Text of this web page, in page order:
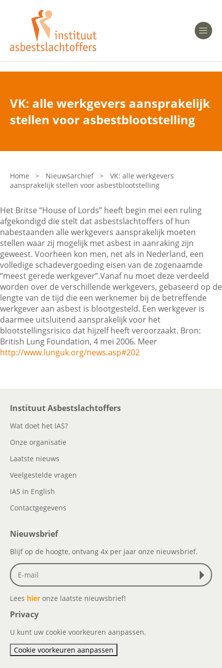
Heeft u Mesothelioom?
Heeft u Asbestose?
Bent u arts?
Asbest en Gezondheid
Laatste nieuws
Onze organisatie
Veelgestelde vragen
Contactgegevens
Zoeken
VK: alle werkgevers aansprakelijk
stellen voor asbestblootstelling
Home > Nieuwsarchief >
VK: alle werkgevers
aansprakelijk stellen voor asbestblootstelling
Het Britse “House of Lords” heeft begin mei een ruling
afgekondigd die stelt dat asbestslachtoffers of hun
nabestaanden alle werkgevers aansprakelijk moeten
stellen waar zij mogelijk met asbest in aanraking zijn
geweest. Voorheen kon men, net als in Nederland, een
volledige schadevergoeding eisen van de zogenaamde
“meest gerede werkgever”.Vanaf nu moet deze verdeeld
worden over de verschillende werkgevers, gebaseerd op de
lengte van de tijd die een werknemer bij de betreffende
werkgever aan asbest is blootgesteld. Een werkgever is
daarmee uitsluitend aansprakelijk voor het
blootstellingsrisico dat hijzelf heeft veroorzaakt. Bron:
British Lung Foundation, 4 mei 2006. Meer
http://www.lunguk.org/news.asp#202
Instituut Asbestslachtoffers
Wat doet het IAS?
Onze organisatie
Laatste nieuws
Veelgestelde vragen
IAS in English
Contactgegevens
Nieuwsbrief
Blijf op de hoogte, ontvang 4x per jaar onze nieuwsbrief.
Lees hier onze laatste nieuwsbrief!
Privacy
U kunt uw cookie voorkeuren aanpassen.
Cookie voorkeuren aanpassen